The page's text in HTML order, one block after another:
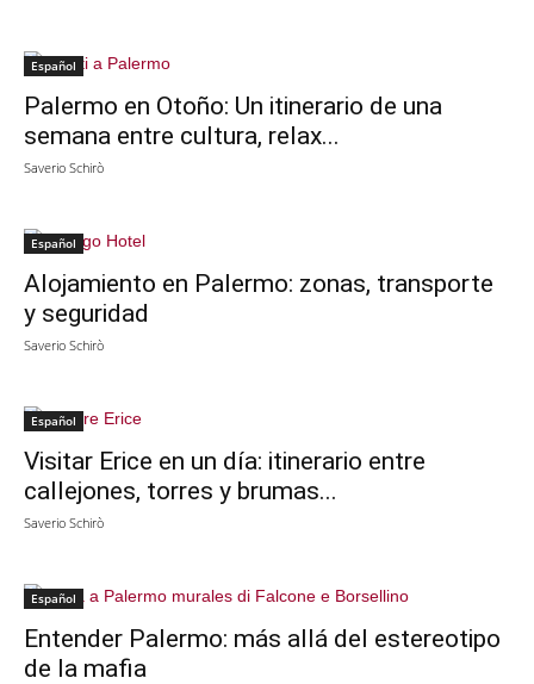
Español
Palermo en Otoño: Un itinerario de una
semana entre cultura, relax...
Saverio Schirò
Español
Alojamiento en Palermo: zonas, transporte
y seguridad
Saverio Schirò
Español
Visitar Erice en un día: itinerario entre
callejones, torres y brumas...
Saverio Schirò
Español
Entender Palermo: más allá del estereotipo
de la mafia